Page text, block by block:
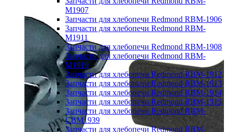
M1907
Запчасти для хлебопечи Redmond RBM-1906
Запчасти для хлебопечи Redmond RBM-
M1911
Запчасти для хлебопечи Redmond RBM-1908
Запчасти для хлебопечи Redmond RBM-
M1919
Запчасти для хлебопечи Redmond RBM-1912
Запчасти для хлебопечи Redmond RBM-1913
Запчасти для хлебопечи Redmond RBM-1914
Запчасти для хлебопечи Redmond RBM-1915
Запчасти для хлебопечи Redmond RBM-
CBM1939
Запчасти для хлебопечи Redmond RBM-